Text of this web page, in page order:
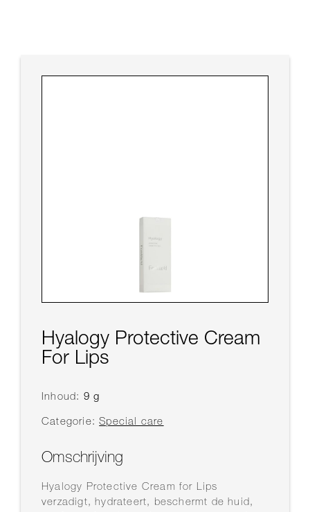
Hyalogy Protective Cream
For Lips
Inhoud: 9 g
Categorie:Special care
Omschrijving
Hyalogy Protective Cream for Lips
verzadigt, hydrateert, beschermt de huid,